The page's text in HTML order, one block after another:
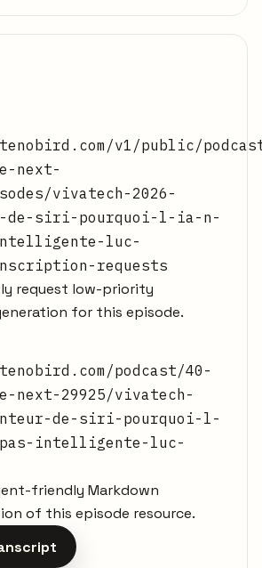
v1/public/
next-
vivatech-2026-
de-siri-pourquoi-l-ia-n-
luc-
requests
request low-priority
for this episode.
podcast/40-
next-29925/vivatech-
de-siri-pourquoi-l-
intelligente-luc-
friendly Markdown
of this episode resource.